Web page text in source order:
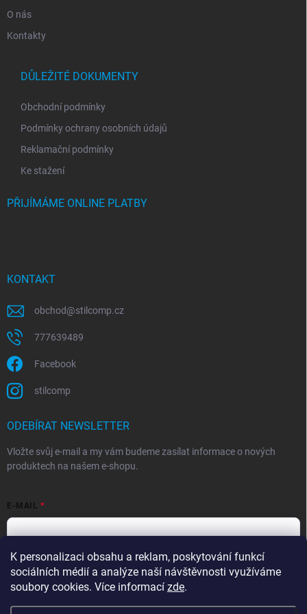
K personalizaci obsahu a reklam, poskytování funkcí
sociálních médií a analýze naší návštěvnosti využíváme
soubory cookies. Více informací zde.
O nás
Kontakty
DŮLEŽITÉ DOKUMENTY
Obchodní podmínky
Podmínky ochrany osobních údajů
Reklamační podmínky
Ke stažení
PŘIJÍMÁME ONLINE PLATBY
KONTAKT
obchod@stilcomp.cz
777639489
Facebook
stilcomp
ODEBÍRAT NEWSLETTER
Vložte svůj e-mail a my vám budeme zasílat informace o nových
produktech na našem e-shopu.
E-MAIL
Souhlasím spodmínkami ochrany osobních údajů
Přihlásit se